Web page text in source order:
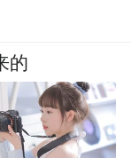
的